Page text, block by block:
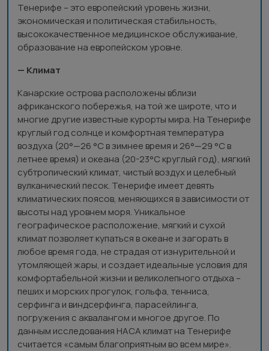
Тенерифе – это европейский уровень жизни,
экономическая и политическая стабильность,
высококачественное медицинское обслуживание,
образование на европейском уровне.
— Климат
Канарские острова расположены вблизи
африканского побережья, на той же широте, что и
многие другие известные курорты мира. На Тенерифе
круглый год солнце и комфортная температура
воздуха (20°—26 °C в зимнее время и 26°—29 °C в
летнее время) и океана (20-23°C круглый год), мягкий
субтропический климат, чистый воздух и целебный
вулканический песок. Тенерифе имеет девять
климатических поясов, меняющихся в зависимости от
высоты над уровнем моря. Уникальное
географическое расположение, мягкий и сухой
климат позволяет купаться в океане и загорать в
любое время года, не страдая от изнурительной и
утомляющей жары, и создает идеальные условия для
комфортабельной жизни и великолепного отдыха –
пеших и морских прогулок, гольфа, тенниса,
серфинга и виндсерфинга, парасейлинга,
погружения с аквалангом и многое другое. По
данным исследования НАСА климат на Тенерифе
считается «самым благоприятным во всем мире».